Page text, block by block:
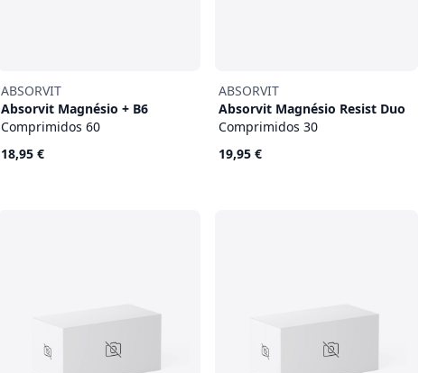
ABSORVIT
Absorvit Magnésio + B6
Comprimidos 60
18,95 €
ABSORVIT
Absorvit Magnésio Resist Duo
Comprimidos 30
19,95 €